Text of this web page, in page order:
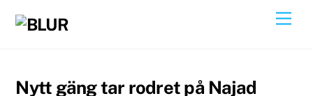
Nytt gäng tar rodret på Najad